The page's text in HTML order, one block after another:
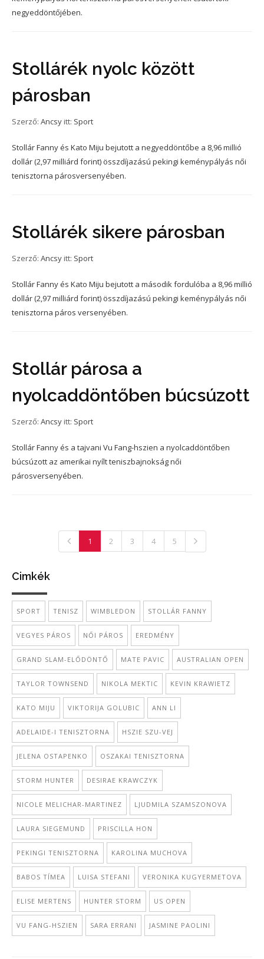
negyeddöntőjében.
Stollárék nyolc között
párosban
Szerző: Ancsy itt: Sport
Stollár Fanny és Kato Miju bejutott a negyeddöntőbe a 8,96 millió
dollár (2,97 milliárd forint) összdíjazású pekingi keménypályás női
tenisztorna párosversenyében.
Stollárék sikere párosban
Szerző: Ancsy itt: Sport
Stollár Fanny és Kato Miju bejutott a második fordulóba a 8,96 millió
dollár (2,97 milliárd forint) összdíjazású pekingi keménypályás női
tenisztorna páros versenyében.
Stollár párosa a
nyolcaddöntőben búcsúzott
Szerző: Ancsy itt: Sport
Stollár Fanny és a tajvani Vu Fang-hszien a nyolcaddöntőben
búcsúzott az amerikai nyílt teniszbajnokság női
párosversenyében.
1 2 3 4 5
Cimkék
SPORT TENISZ WIMBLEDON STOLLÁR FANNY
VEGYES PÁROS NŐI PÁROS EREDMÉNY
GRAND SLAM-ELŐDÖNTŐ MATE PAVIC AUSTRALIAN OPEN
TAYLOR TOWNSEND NIKOLA MEKTIC KEVIN KRAWIETZ
KATO MIJU VIKTORIJA GOLUBIC ANN LI
ADELAIDE-I TENISZTORNA HSZIE SZU-VEJ
JELENA OSTAPENKO OSZAKAI TENISZTORNA
STORM HUNTER DESIRAE KRAWCZYK
NICOLE MELICHAR-MARTINEZ LJUDMILA SZAMSZONOVA
LAURA SIEGEMUND PRISCILLA HON
PEKINGI TENISZTORNA KAROLINA MUCHOVA
BABOS TÍMEA LUISA STEFANI VERONIKA KUGYERMETOVA
ELISE MERTENS HUNTER STORM US OPEN
VU FANG-HSZIEN SARA ERRANI JASMINE PAOLINI